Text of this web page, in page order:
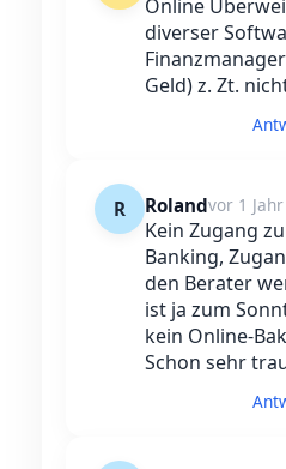
Online
diverser
Geld) z. Zt.
R Rolandvor 1 Jahr
Kein Zugang
Banking,
den Berater
ist ja zum
kein Online-
Schon sehr